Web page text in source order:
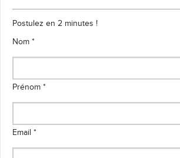
Postulez en 2 minutes !
Nom *
Prénom *
Email *